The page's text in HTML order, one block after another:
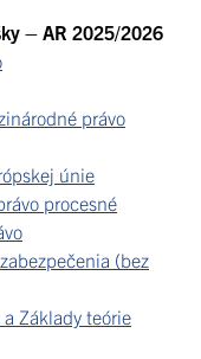
– AR 2025/2026
právo
únie
procesné
(bez
Základy teórie